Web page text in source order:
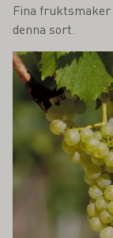
Fina
denna sort.
Läs mer om detta